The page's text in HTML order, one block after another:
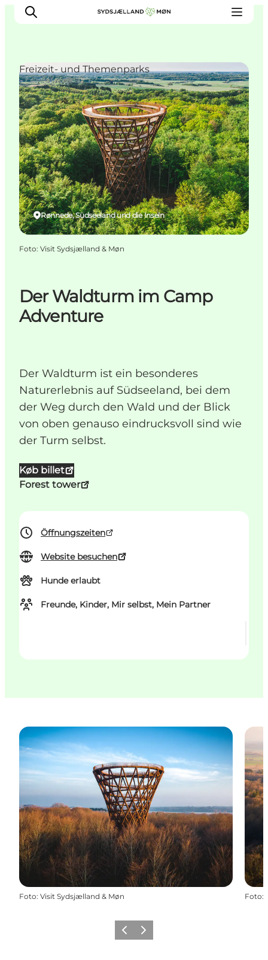
Erleben
Städte und Orte
Events
Essen
Unterkunft
Reise planen
Der Waldturm im Camp
Adventure
Der Waldturm ist ein besonderes
Naturerlebnis auf Südseeland, bei dem
der Weg durch den Wald und der Blick
von oben genauso eindrucksvoll sind wie
der Turm selbst.
Køb billet
Forest tower
Öffnungszeiten
Website besuchen
Hunde erlaubt
Freunde, Kinder, Mir selbst, Mein Partner
Rønnede, Südseeland und die Inseln
Freizeit- und Themenparks
Foto: Visit Sydsjælland & Møn
Foto: Visit Sydsjælland & Møn Foto:
ZurückWeiter